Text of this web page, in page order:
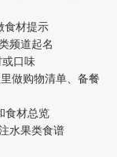
食材提示
频道起名
口味
做购物清单、备餐
食材总览
水果类食谱